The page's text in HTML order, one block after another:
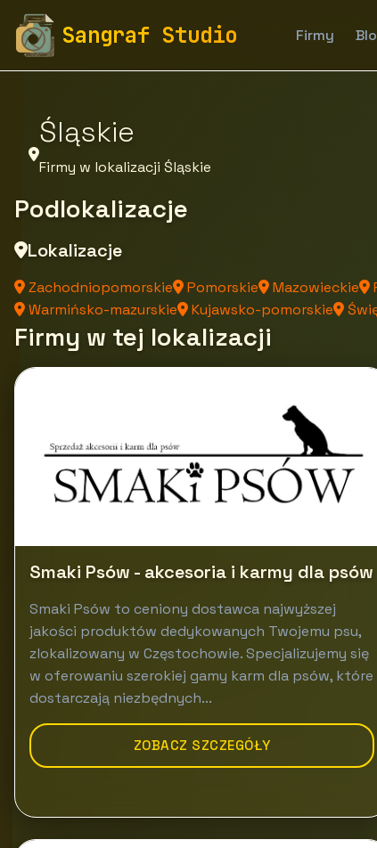
Sangraf Studio Firmy
fototapety-sangraf.pl Firmy
Śląskie
Firmy w lokalizacji Śląskie
Podlokalizacje
Lokalizacje
Zachodniopomorskie Pomorskie Mazowieckie
Warmińsko-mazurskie
Kujawsko-pomorskie
Firmy w tej lokalizacji
Smaki Psów - akcesoria i karmy dla psów
Smaki Psów to ceniony dostawca najwyższej
jakości produktów dedykowanych Twojemu psu,
zlokalizowany w Częstochowie. Specjalizujemy się
w oferowaniu szerokiej gamy karm dla psów, które
dostarczają niezbędnych...
ZOBACZ SZCZEGÓŁY